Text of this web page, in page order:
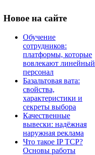
Новое на сайте
Обучение
сотрудников:
платформы, которые
вовлекают линейный
персонал
Базальтовая вата:
свойства,
характеристики и
секреты выбора
Качественные
вывески: надёжная
наружная реклама
Что такое IP TCP?
Основы работы